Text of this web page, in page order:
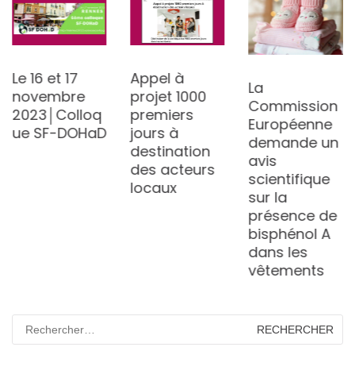
Le 16 et 17
novembre
2023│Colloq
ue SF-DOHaD
Appel à
projet 1000
premiers
jours à
destination
des acteurs
locaux
La
Commission
Européenne
demande un
avis
scientifique
sur la
présence de
bisphénol A
dans les
vêtements
Rechercher :